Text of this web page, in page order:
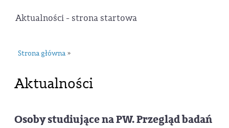
Aktualności - strona startowa
Strona główna »
Aktualności
Osoby studiujące na PW. Przegląd badań